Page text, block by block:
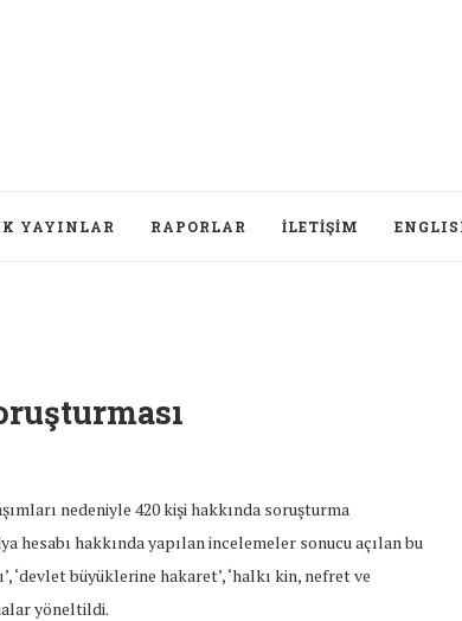
YAYINLAR RAPORLAR İLETIŞIM
nedeniyle 420 kişi hakkında soruşturma
hesabı hakkında yapılan incelemeler sonucu açılan bu
‘devlet büyüklerine hakaret’, ‘halkı kin, nefret ve
yöneltildi.